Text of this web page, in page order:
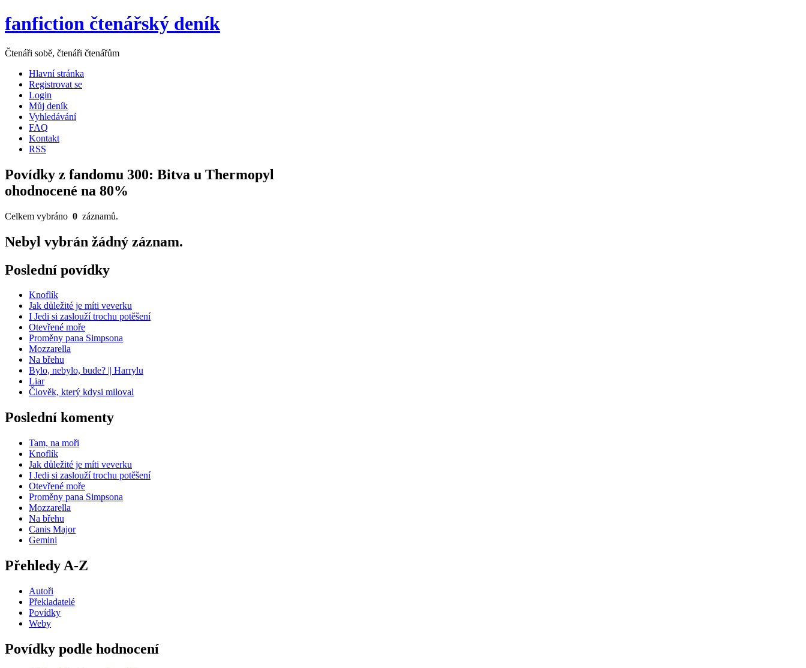
fanfiction čtenářský deník
Čtenáři sobě, čtenáři čtenářům
Hlavní stránka
Registrovat se
Login
Můj deník
Vyhledávání
FAQ
Kontakt
RSS
Povídky z fandomu 300: Bitva u Thermopyl
ohodnocené na 80%
Celkem vybráno 0 záznamů.
Nebyl vybrán žádný záznam.
Poslední povídky
Knoflík
Jak důležité je míti veverku
I Jedi si zaslouží trochu potěšení
Otevřené moře
Proměny pana Simpsona
Mozzarella
Na břehu
Bylo, nebylo, bude? || Harrylu
Liar
Člověk, který kdysi miloval
Poslední komenty
Tam, na moři
Knoflík
Jak důležité je míti veverku
I Jedi si zaslouží trochu potěšení
Otevřené moře
Proměny pana Simpsona
Mozzarella
Na břehu
Canis Major
Gemini
Přehledy A-Z
Autoři
Překladatelé
Povídky
Weby
Povídky podle hodnocení